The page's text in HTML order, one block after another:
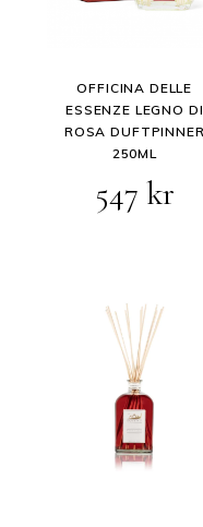
OFFICINA DELLE
ESSENZE LEGNO DI
ROSA DUFTPINNER
250ML
547 kr